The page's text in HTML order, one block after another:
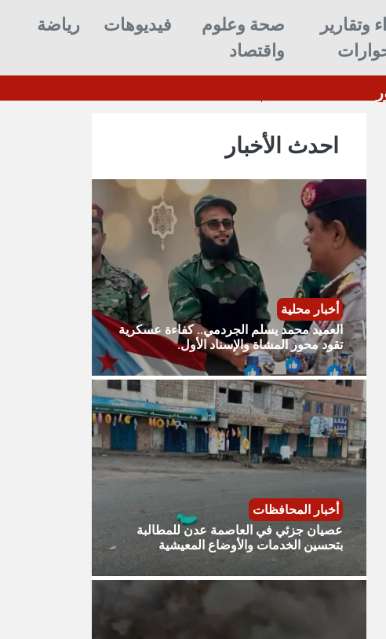
وتقارير
صحة وعلوم
واقتصاد
فيديوهات رياضة
السوري وإصابة اثنين بهجوم في ريف دير الزور
احدث الأخبار
أخبار محلية
العميد محمد يسلم الجردمي.. كفاءة عسكرية
تقود محور المشاة والإسناد الأول.
أخبار المحافظات
عصيان جزئي في العاصمة عدن للمطالبة
بتحسين الخدمات والأوضاع المعيشية